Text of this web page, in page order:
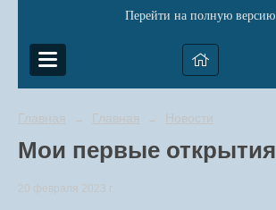
Перейти на полную версию
Главная → Главная → Новости
Мои первые открытия
20 февраля 2023 г.